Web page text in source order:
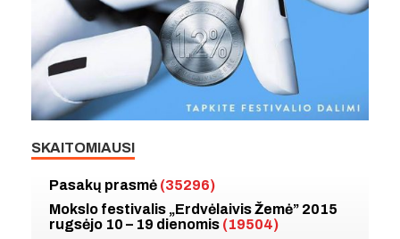
SKAITOMIAUSI
Pasakų prasmė (35296)
Mokslo festivalis „Erdvėlaivis Žemė” 2015
rugsėjo 10 – 19 dienomis (19504)